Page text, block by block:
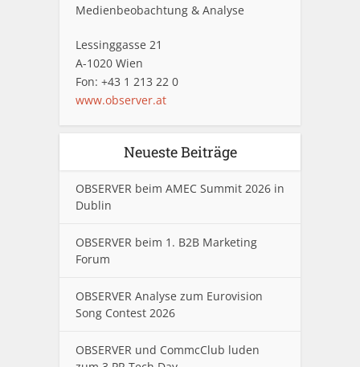
Medienbeobachtung & Analyse
Lessinggasse 21
A-1020 Wien
Fon: +43 1 213 22 0
www.observer.at
Neueste Beiträge
OBSERVER beim AMEC Summit 2026 in
Dublin
OBSERVER beim 1. B2B Marketing
Forum
OBSERVER Analyse zum Eurovision
Song Contest 2026
OBSERVER und CommcClub luden